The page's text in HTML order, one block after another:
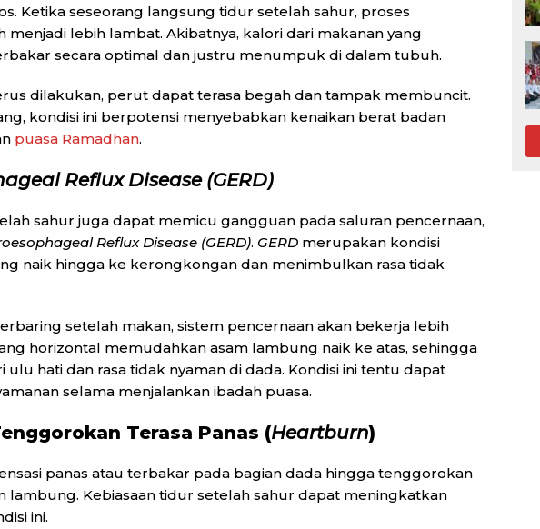
Ketika seseorang langsung tidur setelah sahur, proses
lebih lambat. Akibatnya, kalori dari makanan yang
secara optimal dan justru menumpuk di dalam tubuh.
dilakukan, perut dapat terasa begah dan tampak membuncit.
kondisi ini berpotensi menyebabkan kenaikan berat badan
puasa Ramadhan.
Reflux Disease (GERD)
sahur juga dapat memicu gangguan pada saluran pencernaan,
Reflux Disease (GERD). GERD merupakan kondisi
naik hingga ke kerongkongan dan menimbulkan rasa tidak
setelah makan, sistem pencernaan akan bekerja lebih
horizontal memudahkan asam lambung naik ke atas, sehingga
ulu hati dan rasa tidak nyaman di dada. Kondisi ini tentu dapat
selama menjalankan ibadah puasa.
Terasa Panas (Heartburn)
panas atau terbakar pada bagian dada hingga tenggorokan
lambung. Kebiasaan tidur setelah sahur dapat meningkatkan
ini.